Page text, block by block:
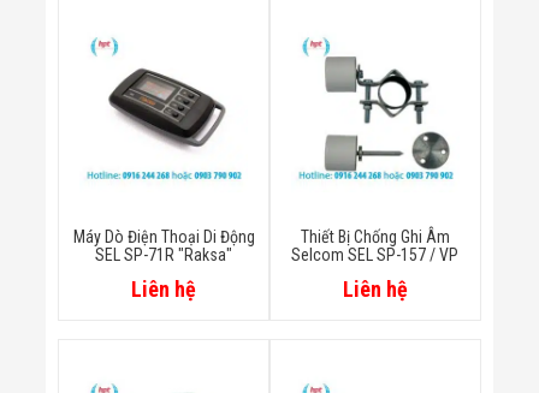
Thủy Sản
Thiết Bị Ngành
Giày Da, Túi
Xách
Dự Án Triển
Dự Án Ngành
Thủy Sản
Máy Dò Điện Thoại Di Động
SEL SP-71R "Raksa"
Liên hệ
Thiết Bị Chống Ghi Âm
Selcom SEL SP-157 / VP
Liên hệ